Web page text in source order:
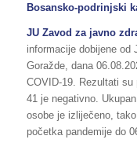
Bosansko-podrinjski
JU Zavod za javno
informacije dobijene od
Goražde, dana
COVID-19. Rezultati
41 je negativno.
osobe je izliječeno,
početka pandemije do